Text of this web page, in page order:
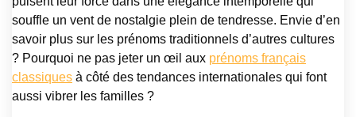
souffle un vent de nostalgie plein de tendresse. Envie d’en
savoir plus sur les prénoms traditionnels d’autres cultures
? Pourquoi ne pas jeter un œil aux prénoms français
classiques à côté des tendances internationales qui font
aussi vibrer les familles ?